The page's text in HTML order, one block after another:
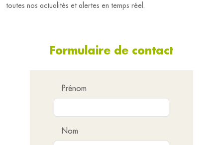
toutes nos actualités et alertes en temps réel.
Formulaire de contact
Prénom
Nom